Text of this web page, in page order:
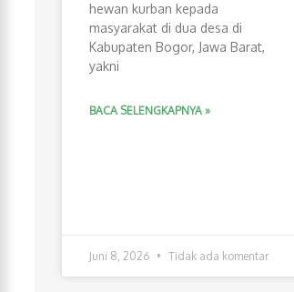
hewan kurban kepada
masyarakat di dua desa di
Kabupaten Bogor, Jawa Barat,
yakni
BACA SELENGKAPNYA »
Juni 8, 2026 Tidak ada komentar